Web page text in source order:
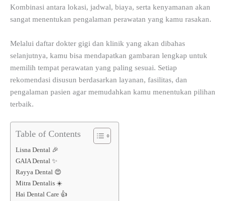
Kombinasi antara lokasi, jadwal, biaya, serta kenyamanan akan
sangat menentukan pengalaman perawatan yang kamu rasakan.
Melalui daftar dokter gigi dan klinik yang akan dibahas
selanjutnya, kamu bisa mendapatkan gambaran lengkap untuk
memilih tempat perawatan yang paling sesuai. Setiap
rekomendasi disusun berdasarkan layanan, fasilitas, dan
pengalaman pasien agar memudahkan kamu menentukan pilihan
terbaik.
Table of Contents
Lisna Dental 🎉
GAIA Dental ✨
Rayya Dental 😍
Mitra Dentalis ☀️
Hai Dental Care 👍